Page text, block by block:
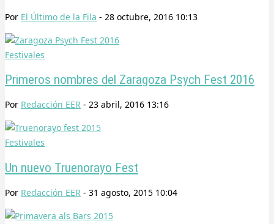
Por El Último de la Fila - 28 octubre, 2016 10:13
Festivales
Primeros nombres del Zaragoza Psych Fest 2016
Por Redacción EER - 23 abril, 2016 13:16
Festivales
Un nuevo Truenorayo Fest
Por Redacción EER - 31 agosto, 2015 10:04